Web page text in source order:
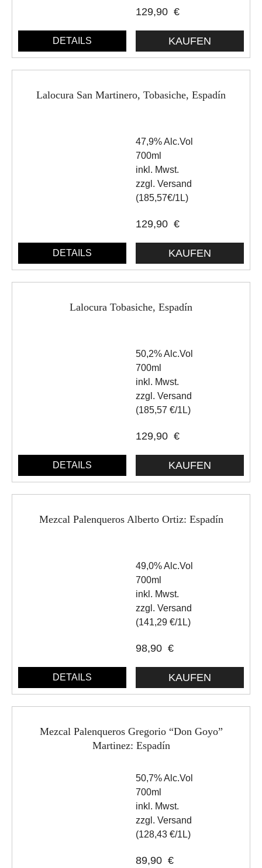
129,90 €
DETAILS
Lalocura San Martinero, Tobasiche, Espadín
47,9% Alc.Vol
700ml
inkl. Mwst.
zzgl. Versand
(185,57€/1L)
129,90 €
DETAILS
Lalocura Tobasiche, Espadín
50,2% Alc.Vol
700ml
inkl. Mwst.
zzgl. Versand
(185,57 €/1L)
129,90 €
DETAILS
Mezcal Palenqueros Alberto Ortiz: Espadín
49,0% Alc.Vol
700ml
inkl. Mwst.
zzgl. Versand
(141,29 €/1L)
98,90 €
DETAILS
Mezcal Palenqueros Gregorio “Don Goyo”
Martinez: Espadín
50,7% Alc.Vol
700ml
inkl. Mwst.
zzgl. Versand
(128,43 €/1L)
89,90 €